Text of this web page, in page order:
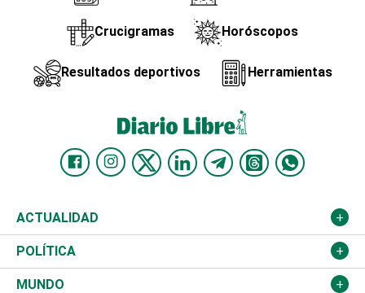
Crucigramas Horóscopos
Resultados deportivos Herramientas
ACTUALIDAD
Nacional
Ciudad
POLÍTICA
Partidos
MUNDO